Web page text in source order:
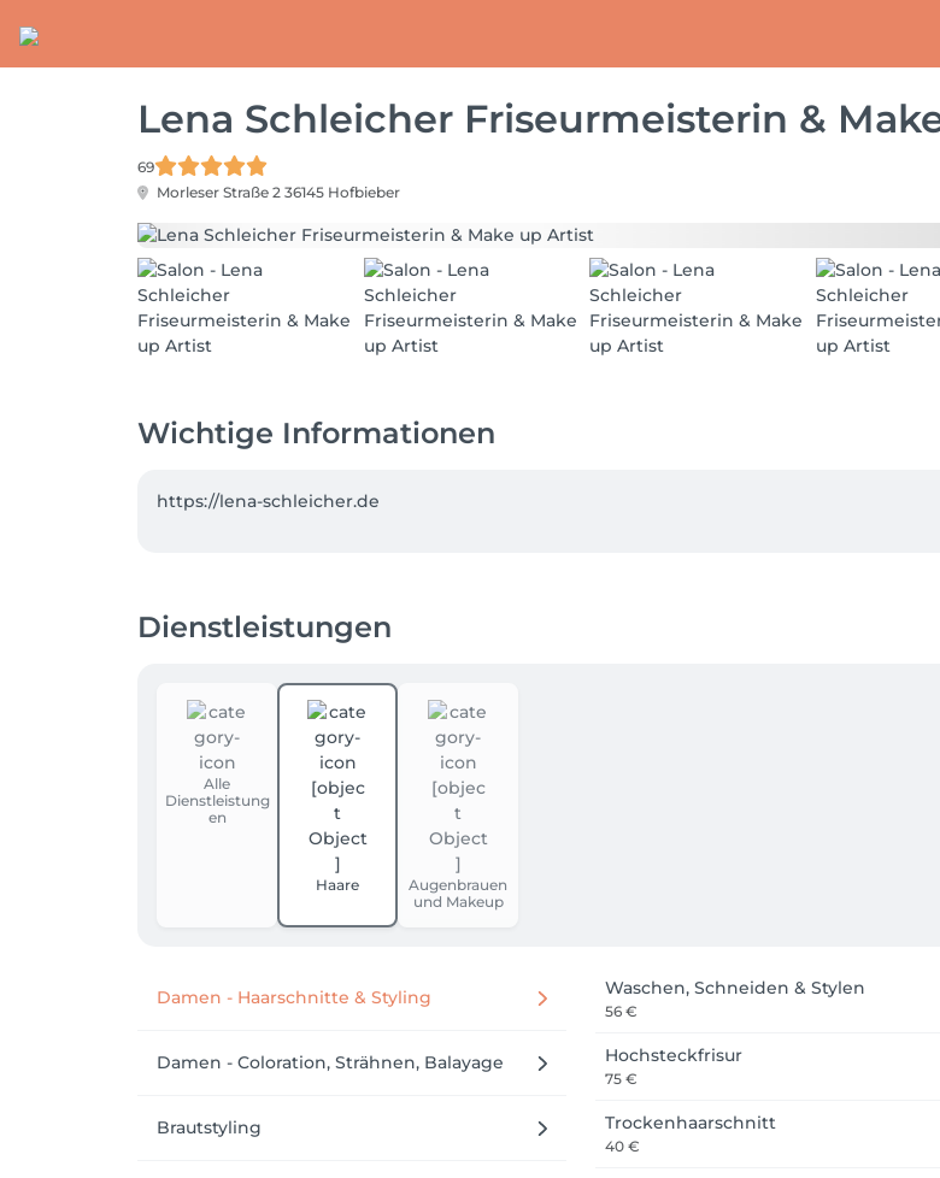
Lena Schleicher Friseurmeisterin &
69
Morleser Straße 2 36145 Hofbieber
Wichtige Informationen
https://lena-schleicher.de
Dienstleistungen
Alle
Dienstleistung
en
Haare
Augenbrauen
und Makeup
Damen - Haarschnitte & Styling
Damen - Coloration, Strähnen, Balayage
Brautstyling
Waschen, Schneiden & Stylen
56 €
Hochsteckfrisur
75 €
Trockenhaarschnitt
40 €